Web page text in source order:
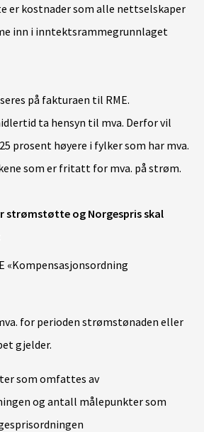
er kostnader som alle nettselskaper
inn i inntektsrammegrunnlaget
på fakturaen til RME.
ta hensyn til mva. Derfor vil
prosent høyere i fylker som har mva.
som er fritatt for mva. på strøm.
strømstøtte og Norgespris skal
«Kompensasjonsordning
for perioden strømstønaden eller
gjelder.
som omfattes av
og antall målepunkter som